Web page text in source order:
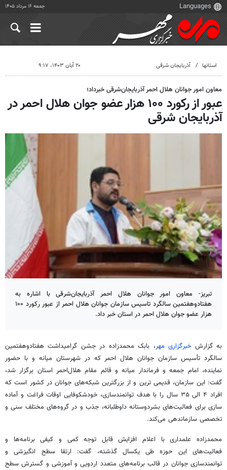
جمعه ۱۶ مرداد ۱۴۰۵
استانها آذربایجان شرقی ۲۰ آبان ۱۴۰۳، ۹:۱۷
معاون امور جوانان هلال احمر آذربایجان‌شرقی خبرداد؛
عبور از رکورد ۱۰۰ هزار عضو جوان هلال احمر در
آذربایجان شرقی
تبریز- معاون امور جوانان هلال احمر آذربایجان‌شرقی با اشاره به
هفتادوهفتمین سالگرد تاسیس سازمان جوانان هلال احمر از عبور رکورد ۱۰۰
هزار عضو جوان هلال احمر در استان خبر داد.
به گزارش خبرگزاری مهر، بابک محمدزاده در جشن گرامیداشت هفتادوهفتمین
سالگرد تأسیس سازمان جوانان هلال احمر که در شهرستان میانه و با حضور
نماینده، امام جمعه و فرماندار میانه و قائم مقام هلال‌احمر استان برگزار شد،
گفت: این سازمان، قدیمیترین و از بزرگترین شبکه‌های جوانان در کشور است که
افراد ۴ الی ۳۵ سال را با هدف توانمندسازی، خودشکوفایی اوقات فراغت و آماده
سازی برای فعالیت‌های بشردوستانه داوطلبانه، جذب و در گروه‌های مختلف سنی و
تخصصی سازماندهی می‌کند.
محمدزاده علمداری با اعلام افزایش قابل توجه کمی و کیفی برنامه‌ها و
فعالیت‌های این حوزه طی یکسال گذشته، گفت: ارتقا سطح انگیزشی و
توانمندسازی جوانان در قالب برنامه‌های متعدد اردویی و آموزشی و گسترش سطح